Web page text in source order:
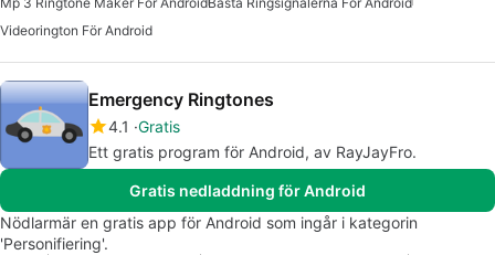
Videorington För Android
Emergency Ringtones
4.1 Gratis
Ett gratis program för Android, av RayJayFro.
Gratis nedladdning för Android
Nödlarmär en gratis app för Android som ingår i kategorin
'Personifiering'.